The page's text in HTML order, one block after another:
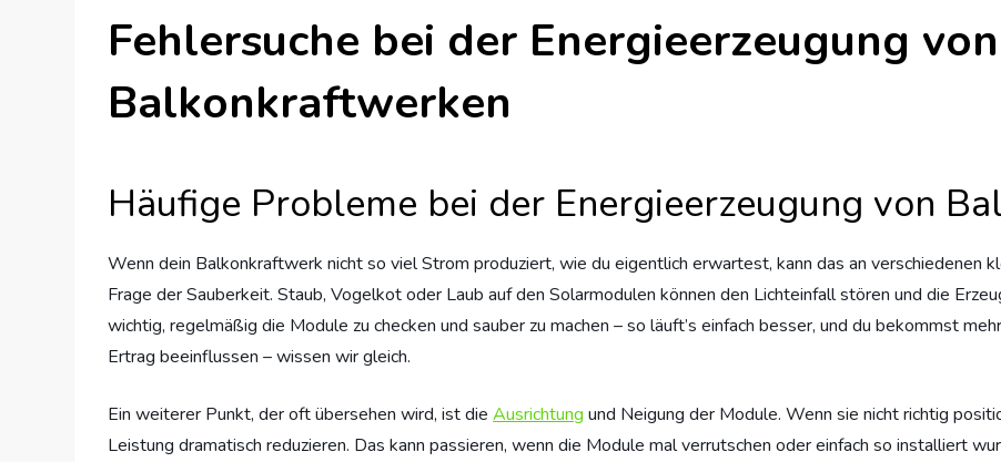
Fehlersuche bei der Energieerzeugung von
Balkonkraftwerken
Häufige Probleme bei der Energieerzeugung von
Wenn dein Balkonkraftwerk nicht so viel Strom produziert, wie du eigentlich erwartest, kann das an verschiedenen
Frage der Sauberkeit. Staub, Vogelkot oder Laub auf den Solarmodulen können den Lichteinfall stören und die
wichtig, regelmäßig die Module zu checken und sauber zu machen – so läuft’s einfach besser, und du bekommst
Ertrag beeinflussen – wissen wir gleich.
Ein weiterer Punkt, der oft übersehen wird, ist dieAusrichtung und Neigung der Module. Wenn sie nicht richtig
Leistung dramatisch reduzieren. Das kann passieren, wenn die Module mal verrutschen oder einfach so installiert